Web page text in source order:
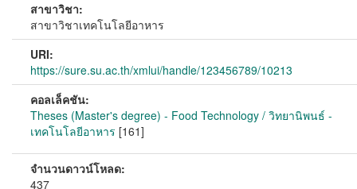
สาขาวิชา:
สาขาวิชาเทคโนโลยีอาหาร
URI:
https://sure.su.ac.th/xmlui/handle/123456789/10213
คอลเล็คชัน:
Theses (Master's degree) - Food Technology / วิทยานิพนธ์ -
เทคโนโลยีอาหาร [161]
จำนวนดาวน์โหลด:
437